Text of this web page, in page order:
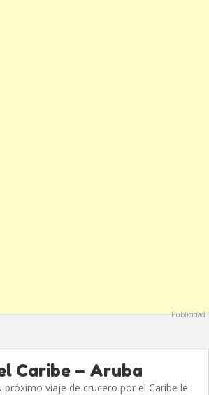
Publicidad
Caribe – Aruba
próximo viaje de crucero por el Caribe le